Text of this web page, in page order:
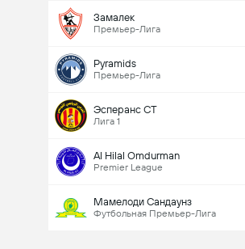
Замалек
Премьер-Лига
Pyramids
Премьер-Лига
Эсперанс СТ
Лига 1
Al Hilal Omdurman
Premier League
Мамелоди Сандаунз
Футбольная Премьер-Лига